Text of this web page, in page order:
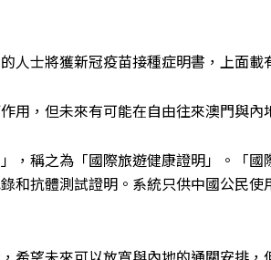
人士將獲新冠疫苗接種症明書，上面載
用，但未來有可能在自由往來澳門與內
，稱之為「國際旅遊健康證明」。「國
和抗體測試證明。系統只供中國公民